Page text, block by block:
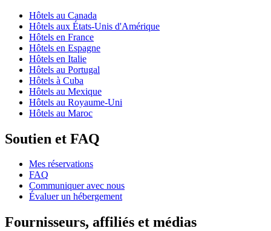
Hôtels au Canada
Hôtels aux États-Unis d'Amérique
Hôtels en France
Hôtels en Espagne
Hôtels en Italie
Hôtels au Portugal
Hôtels à Cuba
Hôtels au Mexique
Hôtels au Royaume-Uni
Hôtels au Maroc
Soutien et FAQ
Mes réservations
FAQ
Communiquer avec nous
Évaluer un hébergement
Fournisseurs, affiliés et médias